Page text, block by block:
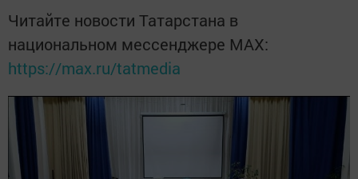
Читайте новости Татарстана в
национальном мессенджере MАХ:
https://max.ru/tatmedia